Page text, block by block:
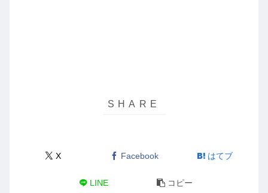
X Facebook はてブ
LINE コピー